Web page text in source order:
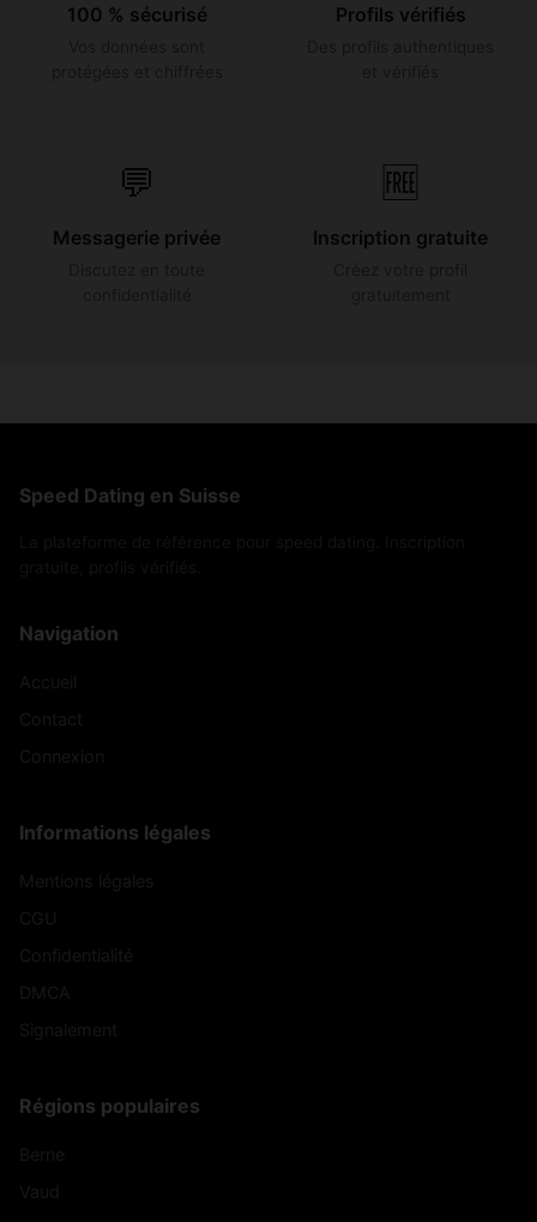
100 % sécurisé Profils vérifiés
💬
Messagerie privée
🆓
Inscription gratuite
Speed Dating en Suisse
Navigation
Informations légales
Régions populaires